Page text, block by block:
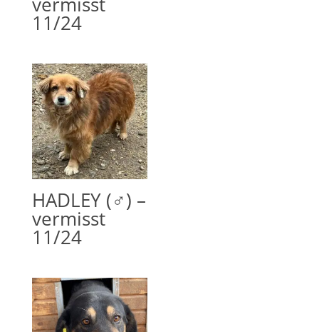
11/24
HADLEY (♂) –
vermisst
11/24